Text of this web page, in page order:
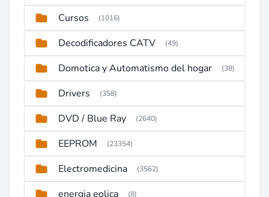
Cursos (1016)
Decodificadores CATV (49)
Domotica y Automatismo del hogar (38)
Drivers (358)
DVD / Blue Ray (2640)
EEPROM (23354)
Electromedicina (3562)
energia eolica (8)